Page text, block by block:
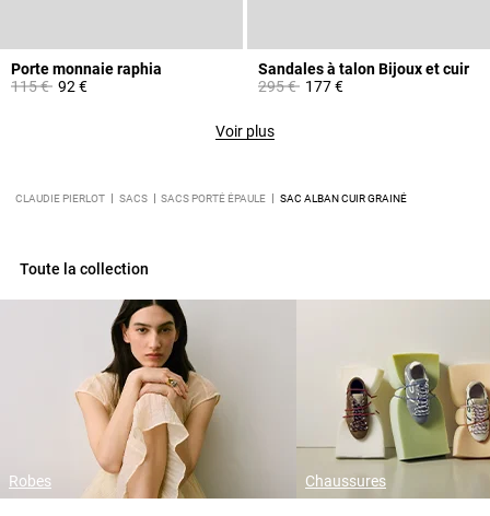
Porte monnaie raphia
Prix réduit à partir de
115 €à92 €
Sandales à talon Bijoux et cuir
Prix réduit à partir de
295 €à177 €
Voir plus
CLAUDIE PIERLOT SACS SACS PORTÉ ÉPAULE SAC ALBAN CUIR GRAINÉ
Toute la collection
Robes Chaussures